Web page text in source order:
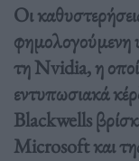
Οι
φημολογούμενη
τη Nvidia, η
εντυπωσιακά
Blackwells
Microsoft και